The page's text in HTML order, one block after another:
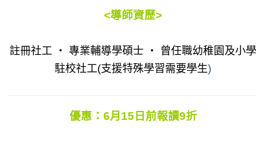
<導師資歷>
註冊社工 ‧ 專業輔導學碩士 ‧ 曾任職幼稚園及小學
駐校社工(支援特殊學習需要學生)
優惠：6月15日前報讀9折